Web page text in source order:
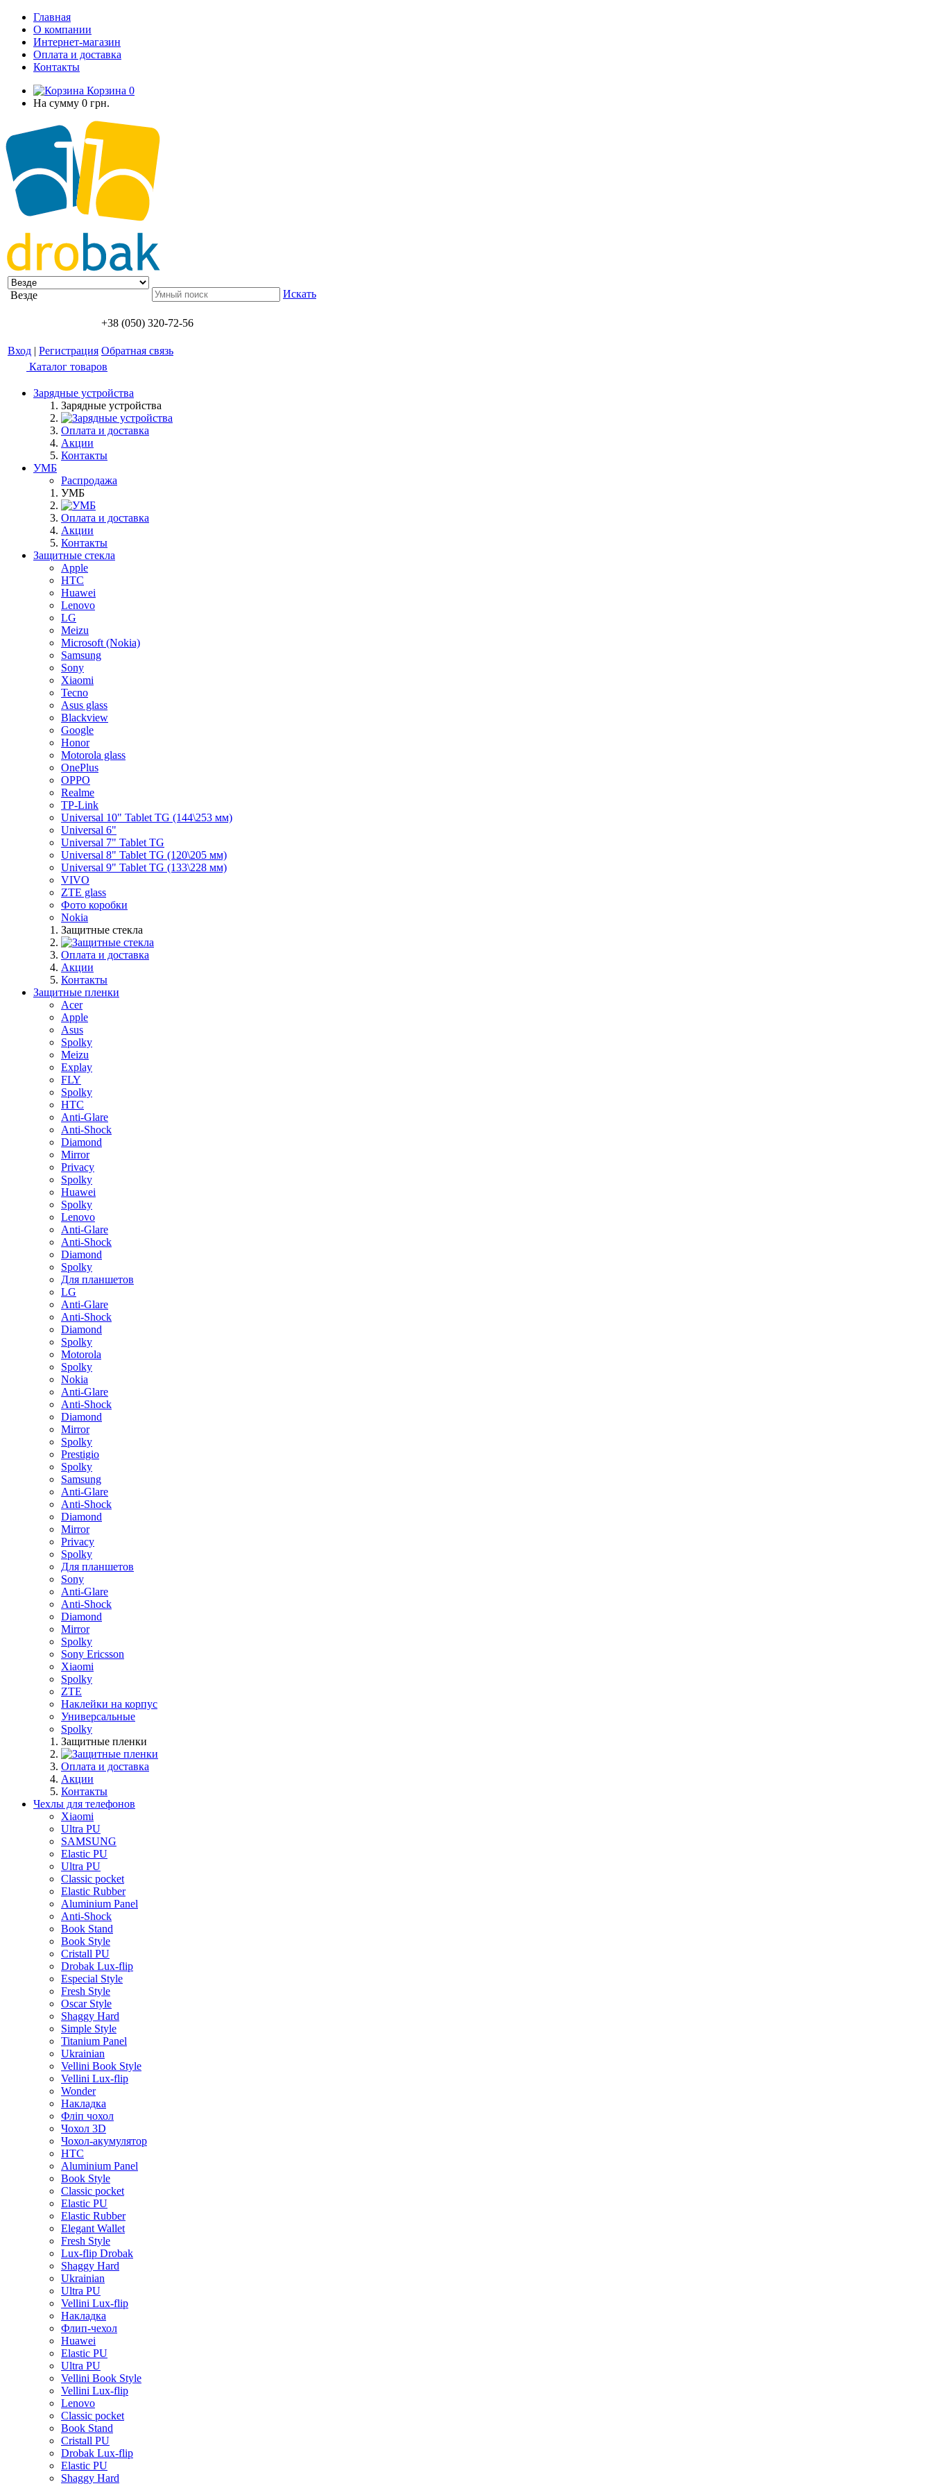
Главная
О компании
Интернет-магазин
Оплата и доставка
Контакты
Корзина 0
На сумму 0 грн.
Везде Искать
+38 (050) 320-72-56
Вход | Регистрация Обратная связь
Каталог товаров
Зарядные устройства
Зарядные устройства
Оплата и доставка
Акции
Контакты
УМБ
Распродажа
УМБ
Оплата и доставка
Акции
Контакты
Защитные стекла
Apple
HTC
Huawei
Lenovo
LG
Meizu
Microsoft (Nokia)
Samsung
Sony
Xiaomi
Tecno
Asus glass
Blackview
Google
Honor
Motorola glass
OnePlus
OPPO
Realme
TP-Link
Universal 10" Tablet TG (144\253 мм)
Universal 6"
Universal 7" Tablet TG
Universal 8" Tablet TG (120\205 мм)
Universal 9" Tablet TG (133\228 мм)
VIVO
ZTE glass
Фото коробки
Nokia
Защитные стекла
Оплата и доставка
Акции
Контакты
Защитные пленки
Acer
Apple
Asus
Spolky
Meizu
Explay
FLY
Spolky
HTC
Anti-Glare
Anti-Shock
Diamond
Mirror
Privacy
Spolky
Huawei
Spolky
Lenovo
Anti-Glare
Anti-Shock
Diamond
Spolky
Для планшетов
LG
Anti-Glare
Anti-Shock
Diamond
Spolky
Motorola
Spolky
Nokia
Anti-Glare
Anti-Shock
Diamond
Mirror
Spolky
Prestigio
Spolky
Samsung
Anti-Glare
Anti-Shock
Diamond
Mirror
Privacy
Spolky
Для планшетов
Sony
Anti-Glare
Anti-Shock
Diamond
Mirror
Spolky
Sony Ericsson
Xiaomi
Spolky
ZTE
Наклейки на корпус
Универсальные
Spolky
Защитные пленки
Оплата и доставка
Акции
Контакты
Чехлы для телефонов
Xiaomi
Ultra PU
SAMSUNG
Elastic PU
Ultra PU
Classic pocket
Elastic Rubber
Aluminium Panel
Anti-Shock
Book Stand
Book Style
Cristall PU
Drobak Lux-flip
Especial Style
Fresh Style
Oscar Style
Shaggy Hard
Simple Style
Titanium Panel
Ukrainian
Vellini Book Style
Vellini Lux-flip
Wonder
Накладка
Фліп чохол
Чохол 3D
Чохол-акумулятор
HTC
Aluminium Panel
Book Style
Classic pocket
Elastic PU
Elastic Rubber
Elegant Wallet
Fresh Style
Lux-flip Drobak
Shaggy Hard
Ukrainian
Ultra PU
Vellini Lux-flip
Накладка
Флип-чехол
Huawei
Elastic PU
Ultra PU
Vellini Book Style
Vellini Lux-flip
Lenovo
Classic pocket
Book Stand
Cristall PU
Drobak Lux-flip
Elastic PU
Shaggy Hard